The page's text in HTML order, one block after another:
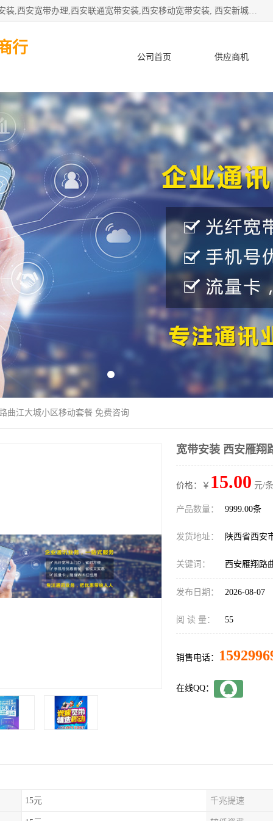
公司主要经营西安电信宽带安装,西安光纤专线安装,西安宽带安装,西安宽带办理,西安联通宽带安装,西安移动宽带安装, 西安新城赛派通讯商行从事西安地区的联通，移动，电信宽带安装，光纤专线安装，宽带办理等业务
行
公司首页 供应商机
产品知识 客户案例
曲江大城小区移动套餐 免费咨询
宽带安装 西安雁翔
价格：￥ 15.00 元/
产品数量： 9999.00条
发货地址： 陕西省西安
关键词： 西安雁翔路
发布日期： 2026-08-07
阅 读 量： 55
销售电话：
在线QQ：
15元 千兆提速